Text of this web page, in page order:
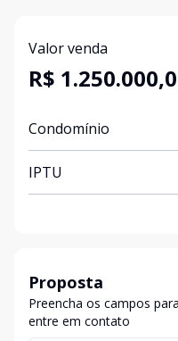
Valor venda
R$
Condomínio
IPTU
Proposta
Preencha os campos
entre em contato